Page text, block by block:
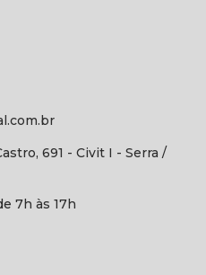
691 - Civit I - Serra /
7h às 17h